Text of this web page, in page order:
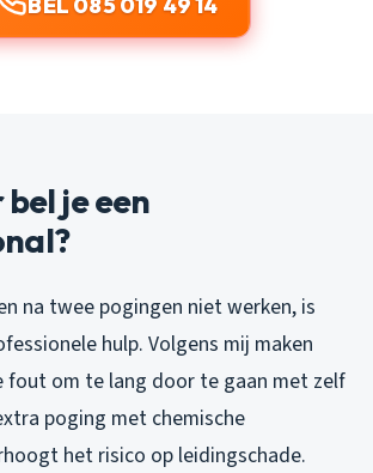
BEL 085 019 49 14
je een
na twee pogingen niet werken, is
hulp. Volgens mij maken
fout om te lang door te gaan met zelf
poging met chemische
het risico op leidingschade.